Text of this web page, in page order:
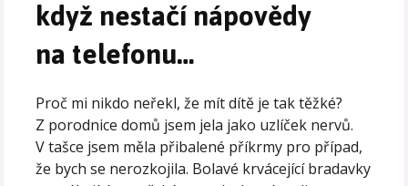
když nestačí nápovědy
na telefonu…
Proč mi nikdo neřekl, že mít dítě je tak těžké?
Z porodnice domů jsem jela jako uzlíček nervů.
V tašce jsem měla přibalené příkrmy pro případ,
že bych se nerozkojila. Bolavé krvácející bradavky